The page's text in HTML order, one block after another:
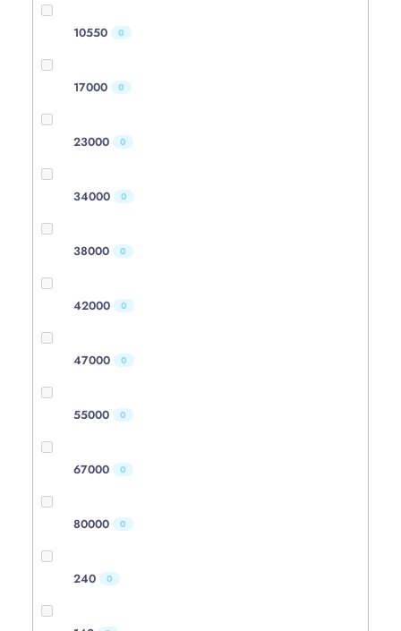
10550 0
17000 0
23000 0
34000 0
38000 0
42000 0
47000 0
55000 0
67000 0
80000 0
240 0